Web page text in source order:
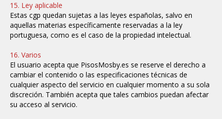
15. Ley aplicable
Estas cgp quedan sujetas a las leyes españolas, salvo en
aquellas materias específicamente reservadas a la ley
portuguesa, como es el caso de la propiedad intelectual.
16. Varios
El usuario acepta que PisosMosby.es se reserve el derecho a
cambiar el contenido o las especificaciones técnicas de
cualquier aspecto del servicio en cualquier momento a su sola
discreción. También acepta que tales cambios puedan afectar
su acceso al servicio.